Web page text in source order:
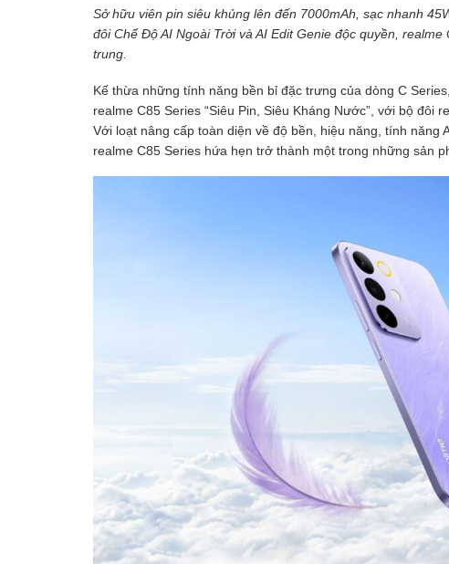
Sở hữu viên pin siêu khủng lên đến 7000mAh, sạc nhanh
đôi Chế Độ AI Ngoài Trời và AI Edit Genie độc quyền,
trung.
Kế thừa những tính năng bền bỉ đặc trưng của dòng C
realme C85 Series “Siêu Pin, Siêu Kháng Nước”, với bộ đôi
Với loạt nâng cấp toàn diện về độ bền, hiệu năng, tính năng
realme C85 Series hứa hẹn trở thành một trong những sản